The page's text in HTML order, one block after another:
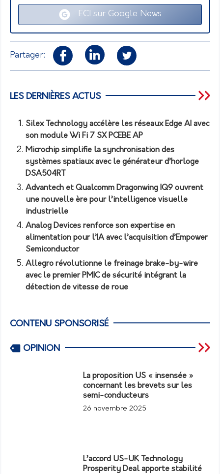
ECI sur Google News
Partager:
LES DERNIÈRES ACTUS
Silex Technology accélère les réseaux Edge AI avec
son module Wi Fi 7 SX PCEBE AP
Microchip simplifie la synchronisation des
systèmes spatiaux avec le générateur d’horloge
DSA504RT
Advantech et Qualcomm Dragonwing IQ9 ouvrent
une nouvelle ère pour l’intelligence visuelle
industrielle
Analog Devices renforce son expertise en
alimentation pour l’IA avec l’acquisition d’Empower
Semiconductor
Allegro révolutionne le freinage brake-by-wire
avec le premier PMIC de sécurité intégrant la
détection de vitesse de roue
CONTENU SPONSORISÉ
OPINION
La proposition US « insensée »
concernant les brevets sur les
semi-conducteurs
26 novembre 2025
L’accord US-UK Technology
Prosperity Deal apporte stabilité